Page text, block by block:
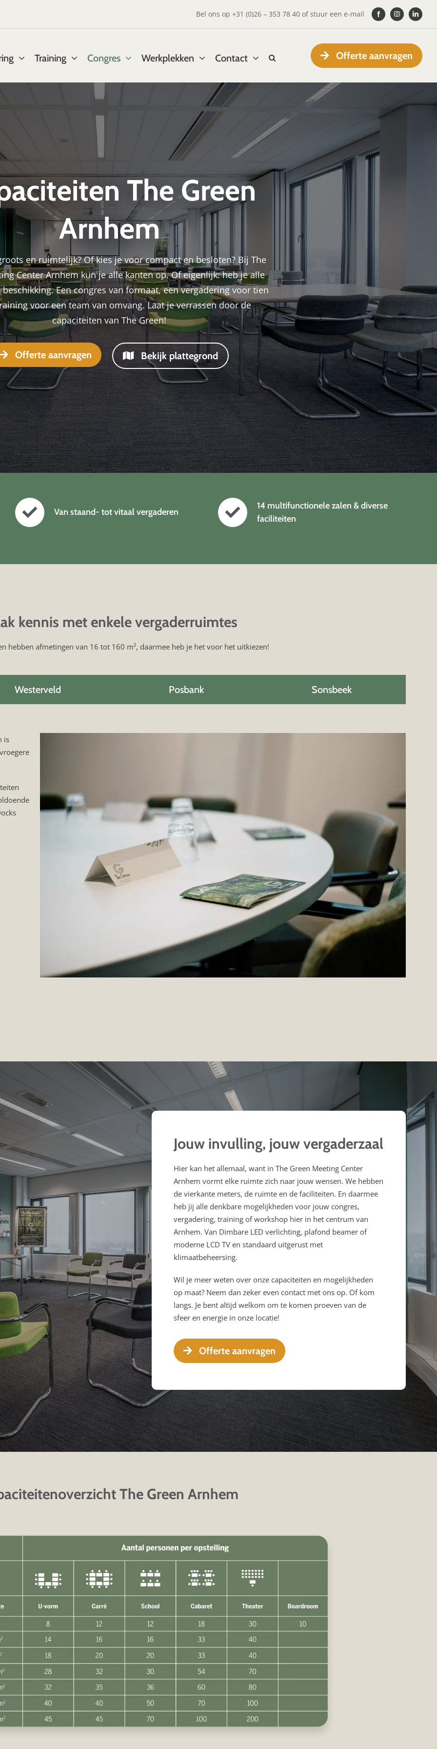
Bel ons op+31 (0)26 – 353 78 40 ofstuur een e-mail
Training Congres Werkplekken Contact Offerte aanvragen
The Green
Arnhem
en ruimtelijk? Of kies je voor compact en besloten? Bij The
Center Arnhem kun je alle kanten op. Of eigenlijk: heb je alle
Een congres van formaat, een vergadering voor tien
voor een team van omvang. Laat je verrassen door de
capaciteiten van The Green!
Offerte aanvragen Bekijk plattegrond
Van staand- tot vitaal vergaderen
14 multifunctionele zalen & diverse
faciliteiten
kennis met enkele vergaderruimtes
hebben afmetingen van 16 tot 160 m², daarmee heb je het voor het uitkiezen!
Westerveld Posbank Sonsbeek
is
Jouw invulling, jouw vergaderzaal
Hier kan het allemaal, want in The Green Meeting Center
Arnhem vormt elke ruimte zich naar jouw wensen. We hebben
de vierkante meters, de ruimte en de faciliteiten. En daarmee
heb jij alle denkbare mogelijkheden voor jouw congres,
vergadering, training of workshop hier in het centrum van
Arnhem. Van Dimbare LED verlichting, plafond beamer of
moderne LCD TV en standaard uitgerust met
klimaatbeheersing.
Wil je meer weten over onze capaciteiten en mogelijkheden
op maat? Neem dan zeker even contact met ons op. Of kom
langs. Je bent altijd welkom om te komen proeven van de
sfeer en energie in onze locatie!
Offerte aanvragen
The Green Arnhem